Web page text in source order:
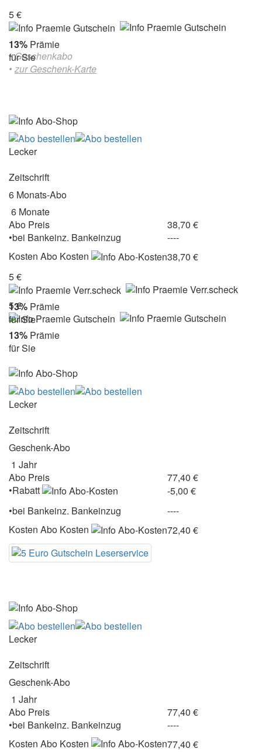
5 €
13% Prämie
für Sie
• Geschenkabo
• zur Geschenk-Karte
Lecker
Zeitschrift
6 Monats-Abo
6 Monate
Abo Preis
38,70 €
•bei Bankeinz. Bankeinzug
----
Kosten Abo Kosten
38,70 €
5 €
13% Prämie
für Sie
5 €
13% Prämie
für Sie
Lecker
Zeitschrift
Geschenk-Abo
1 Jahr
Abo Preis
77,40 €
•Rabatt
-5,00 €
•bei Bankeinz. Bankeinzug
----
Kosten Abo Kosten 72,40 €
Lecker
Zeitschrift
Geschenk-Abo
1 Jahr
Abo Preis
77,40 €
•bei Bankeinz. Bankeinzug
----
Kosten Abo Kosten 77,40 €